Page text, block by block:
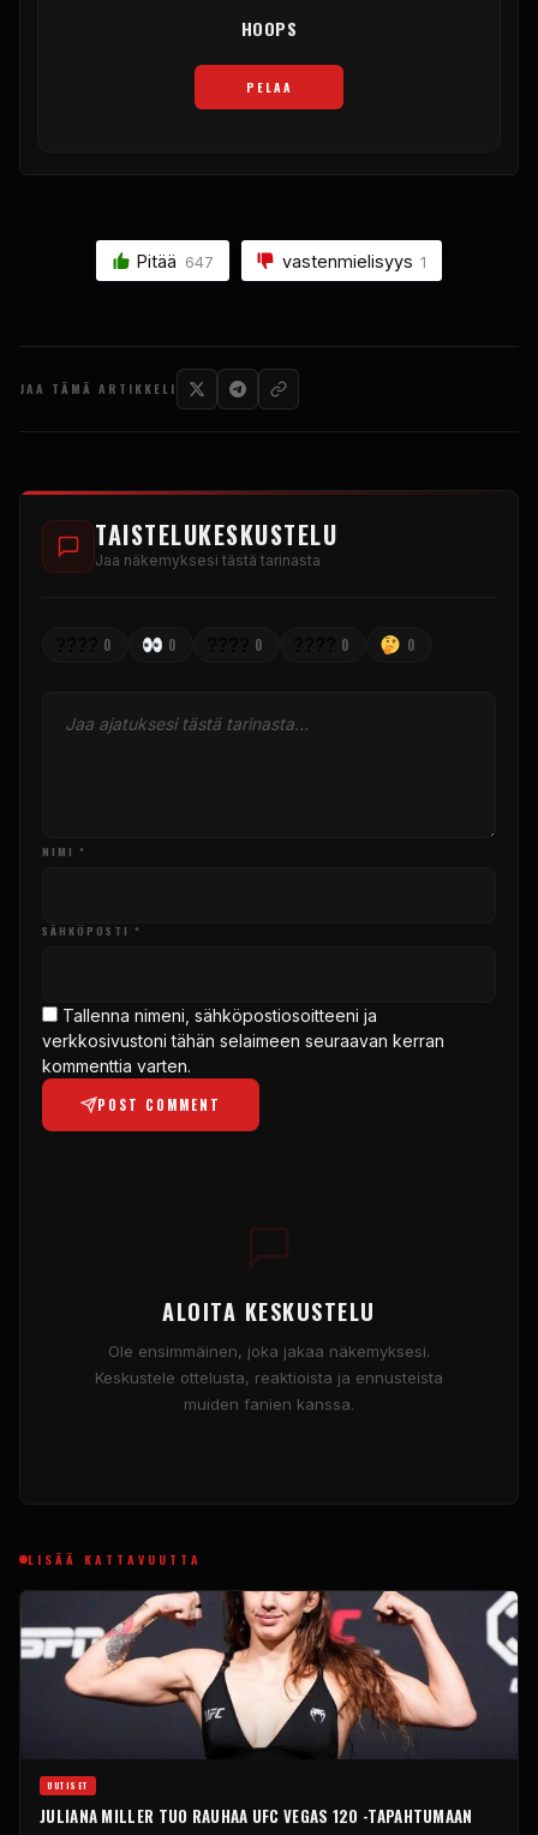
HOOPS
PELAA
Pitää 647 vastenmielisyys 1
JAA TÄMÄ ARTIKKELI
TAISTELUKESKUSTELU
Jaa näkemyksesi tästä tarinasta
0 0 0 0 0
NIMI *
SÄHKÖPOSTI *
Tallenna nimeni, sähköpostiosoitteeni ja
verkkosivustoni tähän selaimeen seuraavan kerran
kommenttia varten.
POST COMMENT
ALOITA KESKUSTELU
Ole ensimmäinen, joka jakaa näkemyksesi.
Keskustele ottelusta, reaktioista ja ennusteista
muiden fanien kanssa.
LISÄÄ KATTAVUUTTA
UUTISET
JULIANA MILLER TUO RAUHAA UFC VEGAS 120 -TAPAHTUMAAN